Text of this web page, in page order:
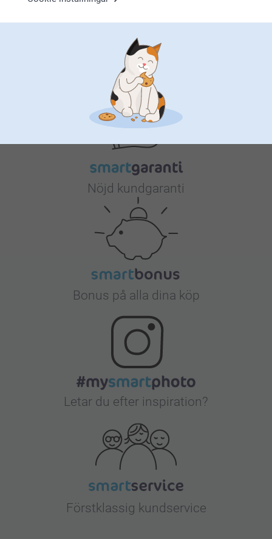
smartphoto
Nöjd kundgaranti
Bonus på alla dina köp
Letar du efter inspiration?
Förstklassig kundservice